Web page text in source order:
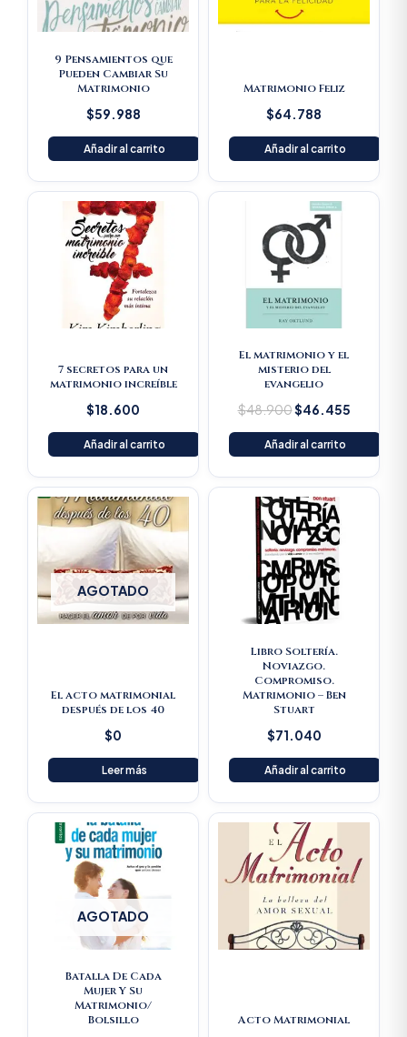
9 Pensamientos que
Pueden Cambiar Su
Matrimonio
$59.988
Añadir al carrito
Matrimonio Feliz
$64.788
Añadir al carrito
7 secretos para un
matrimonio increíble
$18.600
Añadir al carrito
El matrimonio y el
misterio del
evangelio
$48.900
Original
price
was:
$48.900.
$46.455
Current
Añadir al carrito
AGOTADO
El acto matrimonial
después de los 40
$0
Leer más
Libro Soltería.
Noviazgo.
Compromiso.
Matrimonio – Ben
Stuart
$71.040
Añadir al carrito
AGOTADO
Batalla De Cada
Mujer Y Su
Matrimonio/
Bolsillo
Acto Matrimonial
Original
price
was:
$70.400.
Current